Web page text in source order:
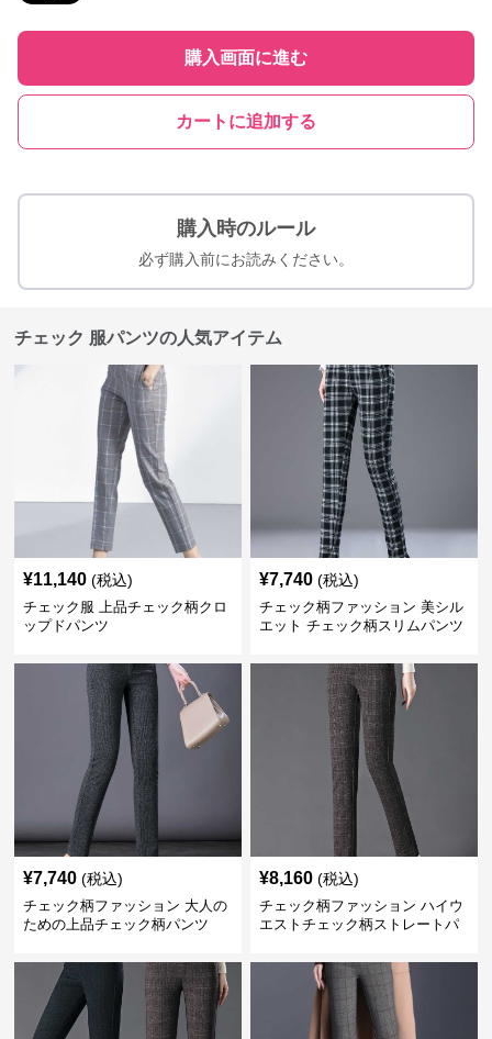
購入画面に進む
カートに追加する
購入時のルール
必ず購入前にお読みください。
チェック 服パンツの人気アイテム
¥11,140 (税込)
チェック服 上品チェック柄クロ
ップドパンツ
¥7,740 (税込)
チェック柄ファッション 美シル
エット チェック柄スリムパンツ
¥7,740 (税込)
チェック柄ファッション 大人の
ための上品チェック柄パンツ
¥8,160 (税込)
チェック柄ファッション ハイウ
エストチェック柄ストレートパ